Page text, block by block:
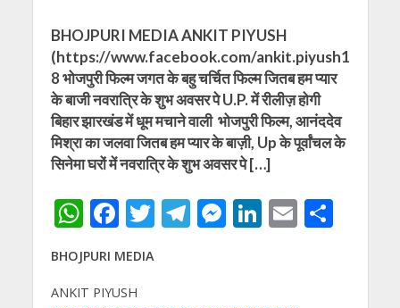
BHOJPURI MEDIA ANKIT PIYUSH
(https://www.facebook.com/ankit.piyush1
8 भोजपुरी फिल्म जगत के बहु चर्चित फिल्म जितब हम प्यार
के बाजी नवरात्रि के शुभ अवसर पे U.P. में रीलीज़ होगी
बिहार झारखंड में धूम मचाने वाली भोजपुरी फिल्म, आनंददेव
मिश्रा का जलवा जितब हम प्यार के बाज़ी, Up के पूर्वांचल के
सिनेमा घरों में नवरात्रि के शुभ अवसर पे […]
W
h
at
s
F
ac
e
b
T
itt
er
T
gr
M
e
Li E
l
S
BHOJPURI MEDIA
ANKIT PIYUSH